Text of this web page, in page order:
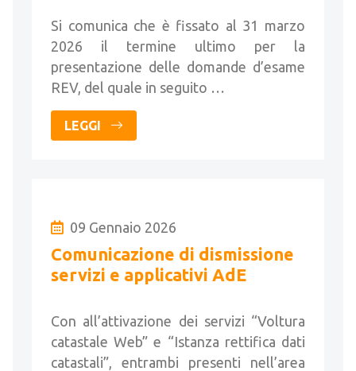
Si comunica che è fissato al 31 marzo
2026 il termine ultimo per la
presentazione delle domande d’esame
REV, del quale in seguito …
LEGGI
09 Gennaio 2026
Comunicazione di dismissione
servizi e applicativi AdE
Con all’attivazione dei servizi “Voltura
catastale Web” e “Istanza rettifica dati
catastali”, entrambi presenti nell’area